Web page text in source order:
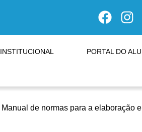
INSTITUCIONAL PORTAL DO
Manual de normas para a elaboração